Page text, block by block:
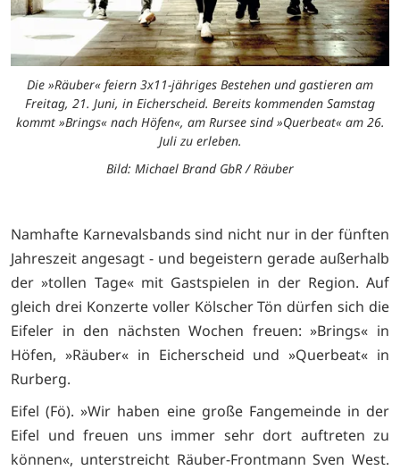
Die »Räuber« feiern 3x11-jähriges Bestehen und gastieren am
Freitag, 21. Juni, in Eicherscheid. Bereits kommenden Samstag
kommt »Brings« nach Höfen«, am Rursee sind »Querbeat« am 26.
Juli zu erleben.
Bild: Michael Brand GbR / Räuber
Namhafte Karnevalsbands sind nicht nur in der fünften
Jahreszeit angesagt - und begeistern gerade außerhalb
der »tollen Tage« mit Gastspielen in der Region. Auf
gleich drei Konzerte voller Kölscher Tön dürfen sich die
Eifeler in den nächsten Wochen freuen: »Brings« in
Höfen, »Räuber« in Eicherscheid und »Querbeat« in
Rurberg.
Eifel (Fö). »Wir haben eine große Fangemeinde in der
Eifel und freuen uns immer sehr dort auftreten zu
können«, unterstreicht Räuber-Frontmann Sven West.